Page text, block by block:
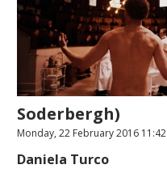
Soderbergh)
Monday, 22 February 2016 11:42
Daniela Turco